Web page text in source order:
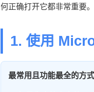
何正确打开它都非常重要
1. 使用
最常用且功能最全的方式